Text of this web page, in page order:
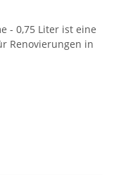
- 0,75 Liter ist eine
Renovierungen in